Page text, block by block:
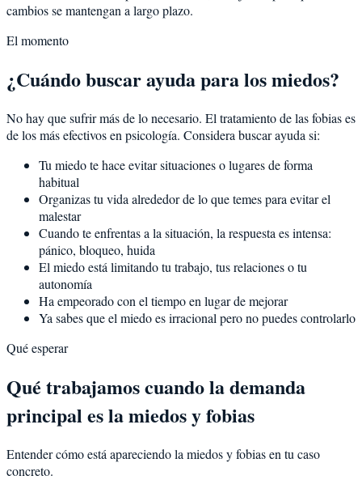
cambios se mantengan a largo plazo.
El momento
¿Cuándo buscar ayuda para los miedos?
No hay que sufrir más de lo necesario. El tratamiento de las fobias es
de los más efectivos en psicología. Considera buscar ayuda si:
Tu miedo te hace evitar situaciones o lugares de forma
habitual
Organizas tu vida alrededor de lo que temes para evitar el
malestar
Cuando te enfrentas a la situación, la respuesta es intensa:
pánico, bloqueo, huida
El miedo está limitando tu trabajo, tus relaciones o tu
autonomía
Ha empeorado con el tiempo en lugar de mejorar
Ya sabes que el miedo es irracional pero no puedes controlarlo
Qué esperar
Qué trabajamos cuando la demanda
principal es la miedos y fobias
Entender cómo está apareciendo la miedos y fobias en tu caso
concreto.